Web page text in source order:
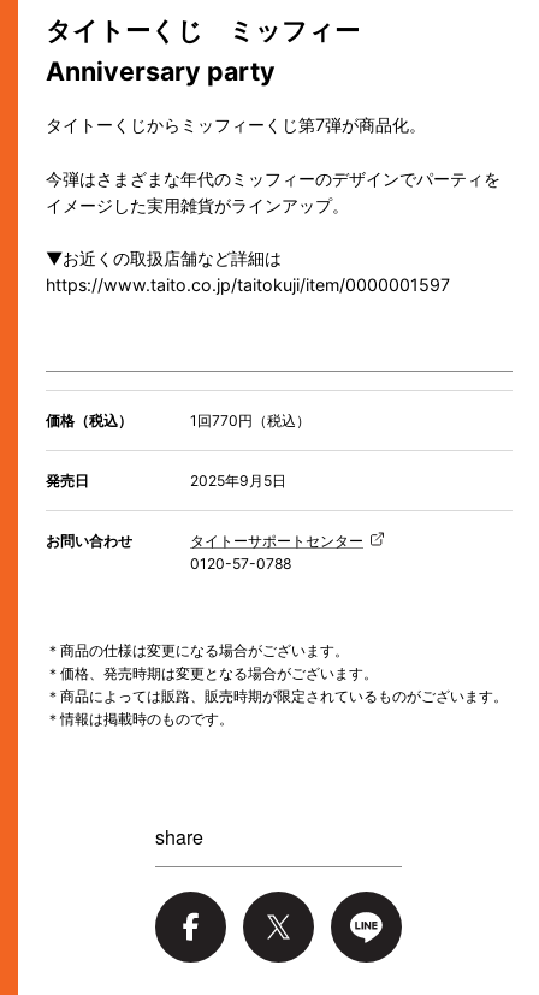
タイトーくじ ミッフィー
Anniversary party
タイトーくじからミッフィーくじ第7弾が商品化。
今弾はさまざまな年代のミッフィーのデザインでパーティを
イメージした実用雑貨がラインアップ。
▼お近くの取扱店舗など詳細は
https://www.taito.co.jp/taitokuji/item/0000001597
価格（税込） 1回770円（税込）
発売日 2025年9月5日
お問い合わせ
タイトーサポートセンター
0120-57-0788
＊商品の仕様は変更になる場合がございます。
＊価格、発売時期は変更となる場合がございます。
＊商品によっては販路、販売時期が限定されているものがございます。
＊情報は掲載時のものです。
share